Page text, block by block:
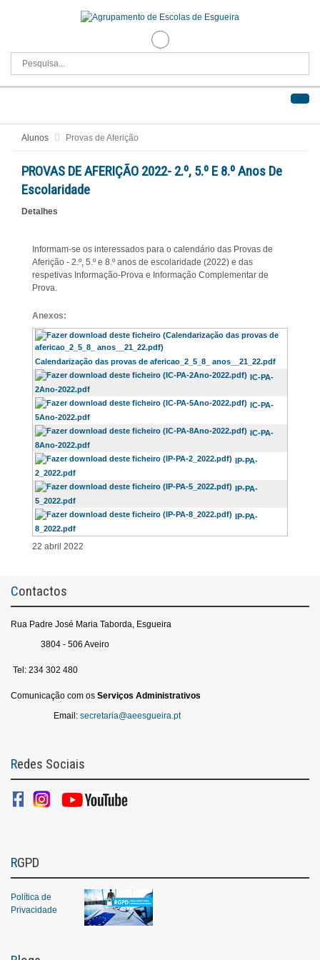
Alunos Provas de Aferição
PROVAS DE AFERIÇÃO 2022- 2.º, 5.º E 8.º Anos De
Escolaridade
Detalhes
Informam-se os interessados para o calendário das Provas de
Aferição - 2.º, 5.º e 8.º anos de escolaridade (2022) e das
respetivas Informação-Prova e Informação Complementar de
Prova.
Anexos:
Calendarização das provas de afericao_2_5_8_ anos__21_22.pdf
IC-PA-
2Ano-2022.pdf
IC-PA-
5Ano-2022.pdf
IC-PA-
8Ano-2022.pdf
IP-PA-
2_2022.pdf
IP-PA-
5_2022.pdf
IP-PA-
8_2022.pdf
22 abril 2022
Contactos
Rua Padre José Maria Taborda, Esgueira
3804 - 506 Aveiro
Tel: 234 302 480
Comunicação com os Serviços Administrativos
Email: secretaria@aeesgueira.pt
Redes Sociais
RGPD
Política de
Privacidade